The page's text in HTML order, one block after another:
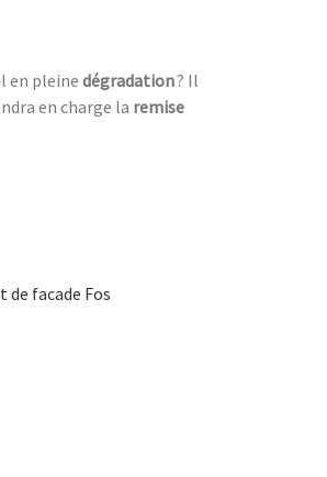
en pleinedégradation? Il
en charge la remise
facade Fos